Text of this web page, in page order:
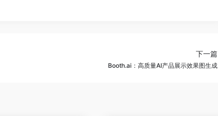
下一篇
Booth.ai：高质量AI产品展示效果图生成